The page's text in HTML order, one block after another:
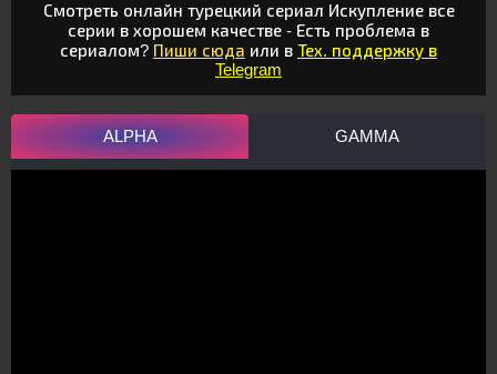
Смотреть онлайн турецкий сериал Искупление все
серии в хорошем качестве - Есть проблема в
сериалом? Пиши сюда или в Тех. поддержку в
Telegram
ALPHA GAMMA